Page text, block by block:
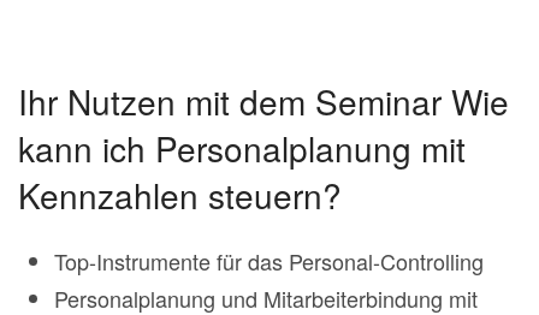
Ihr Nutzen mit dem Seminar Wie
kann ich Personalplanung mit
Kennzahlen steuern?
Top-Instrumente für das Personal-Controlling
Personalplanung und Mitarbeiterbindung mit